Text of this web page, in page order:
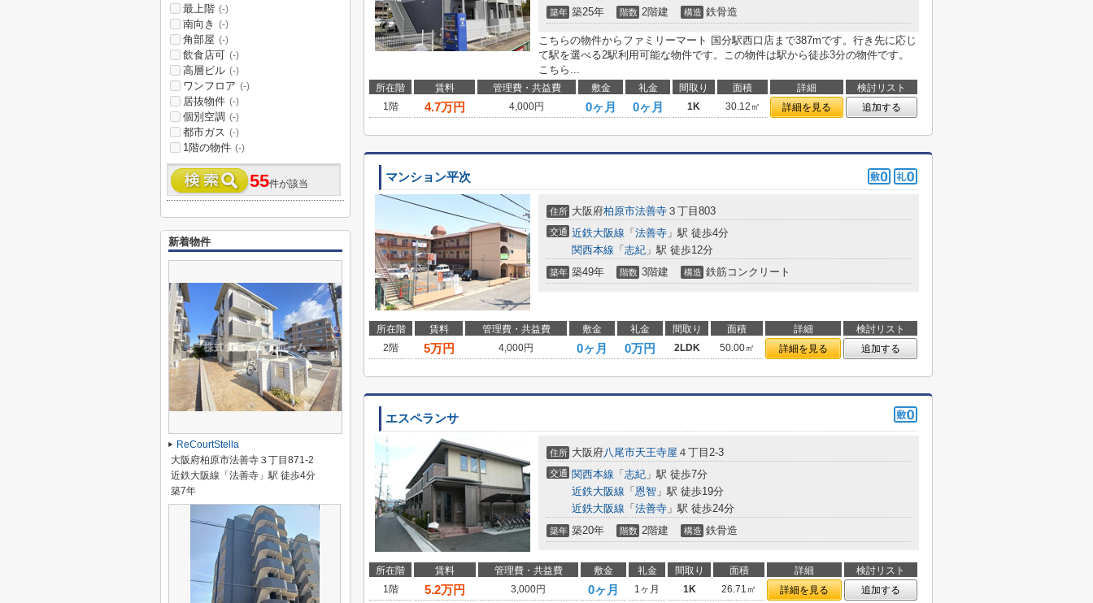
築年 築25年 階数 2階建 構造 鉄骨造
こちらの物件からファミリーマート 国分駅西口店まで387mです。行き先に応じ
て駅を選べる2駅利用可能な物件です。この物件は駅から徒歩3分の物件です。
こちら...
所在階 賃料 管理費・共益費 敷金 礼金 間取り 面積 詳細
検討リスト
1階
4.7万円 4,000円 0ヶ月 0ヶ月 1K 30.12㎡ 詳細を見る 追加する
マンション平次
住所 大阪府柏原市法善寺 ３丁目803
交通 近鉄大阪線 「 法善寺 」駅 徒歩4分
関西本線 「 志紀 」駅 徒歩12分
築年 築49年 階数 3階建 構造 鉄筋コンクリート
所在階 賃料 管理費・共益費 敷金 礼金 間取り 面積 詳細
検討リスト
2階
5万円 4,000円 0ヶ月 0万円 2LDK 50.00㎡ 詳細を見る 追加する
エスペランサ
住所 大阪府八尾市天王寺屋 ４丁目2-3
交通 関西本線 「 志紀 」駅 徒歩7分
近鉄大阪線 「 恩智 」駅 徒歩19分
近鉄大阪線 「 法善寺 」駅 徒歩24分
築年 築20年 階数 2階建 構造 鉄骨造
所在階 賃料 管理費・共益費 敷金 礼金 間取り 面積 詳細
検討リスト
1階
5.2万円 3,000円 0ヶ月 1ヶ月 1K 26.71㎡ 詳細を見る 追加する
最上階 (-)
南向き (-)
角部屋 (-)
飲食店可 (-)
高層ビル (-)
ワンフロア (-)
居抜物件 (-)
個別空調 (-)
都市ガス (-)
1階の物件 (-)
55件が該当
新着物件
ReCourtStella
大阪府柏原市法善寺３丁目871-2
近鉄大阪線「法善寺」駅 徒歩4分
築7年